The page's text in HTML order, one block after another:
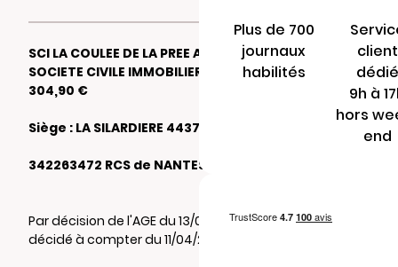
SCI LA COULEE DE LA PREE AUX MINES
SOCIETE CIVILE IMMOBILIERE au capital de
304,90 €
Siège : LA SILARDIERE 44370 VARADES
342263472 RCS de NANTES
Par décision de l'AGE du 13/02/2026, il a été
décidé à compter du 11/04/2026 de:
Plus de 700
journaux
habilités
client
dédié
9h à
hors
end